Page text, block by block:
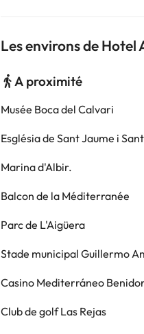
Les environs de Hotel
A proximité
Musée Boca del Calvari
Església de Sant Jaume i
Marina d'Albir.
Balcon de la Méditerranée
Parc de L'Aigüera
Stade municipal Guillermo
Casino Mediterráneo
Club de golf Las Rejas